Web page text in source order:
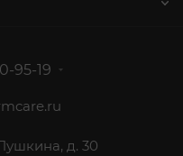
95-19
д. 30